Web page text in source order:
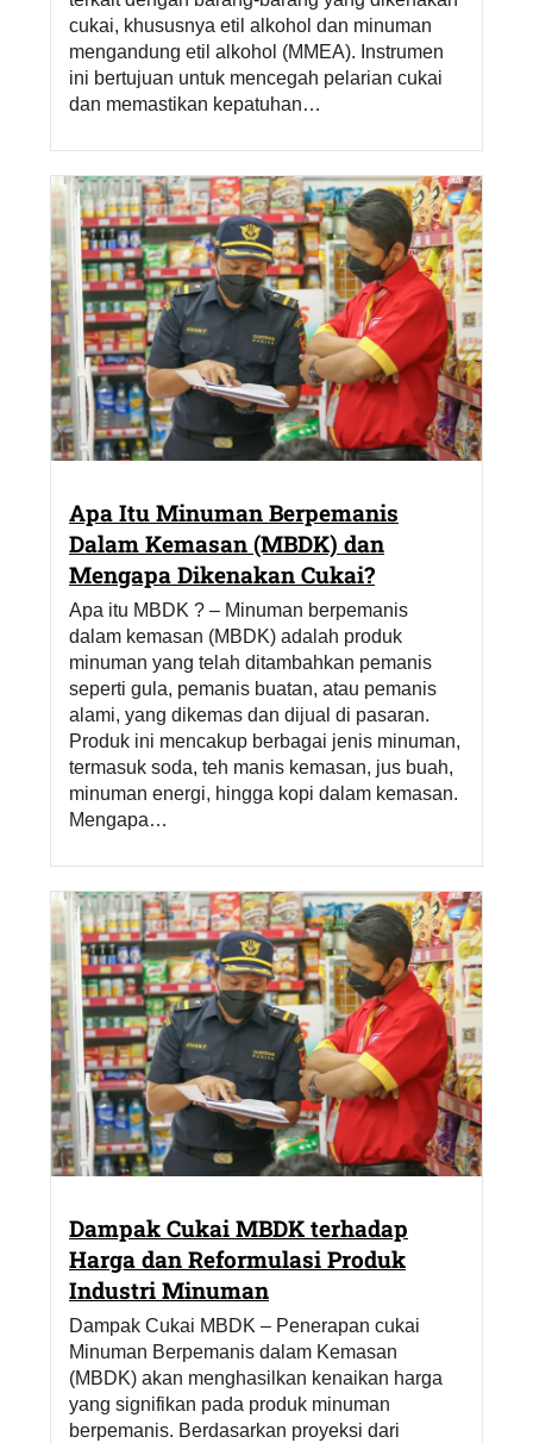
cukai, khususnya etil alkohol dan minuman
mengandung etil alkohol (MMEA). Instrumen
ini bertujuan untuk mencegah pelarian cukai
dan memastikan kepatuhan…
Apa Itu Minuman Berpemanis
Dalam Kemasan (MBDK) dan
Mengapa Dikenakan Cukai?
Apa itu MBDK ? – Minuman berpemanis
dalam kemasan (MBDK) adalah produk
minuman yang telah ditambahkan pemanis
seperti gula, pemanis buatan, atau pemanis
alami, yang dikemas dan dijual di pasaran.
Produk ini mencakup berbagai jenis minuman,
termasuk soda, teh manis kemasan, jus buah,
minuman energi, hingga kopi dalam kemasan.
Mengapa…
Dampak Cukai MBDK terhadap
Harga dan Reformulasi Produk
Industri Minuman
Dampak Cukai MBDK – Penerapan cukai
Minuman Berpemanis dalam Kemasan
(MBDK) akan menghasilkan kenaikan harga
yang signifikan pada produk minuman
berpemanis. Berdasarkan proyeksi dari